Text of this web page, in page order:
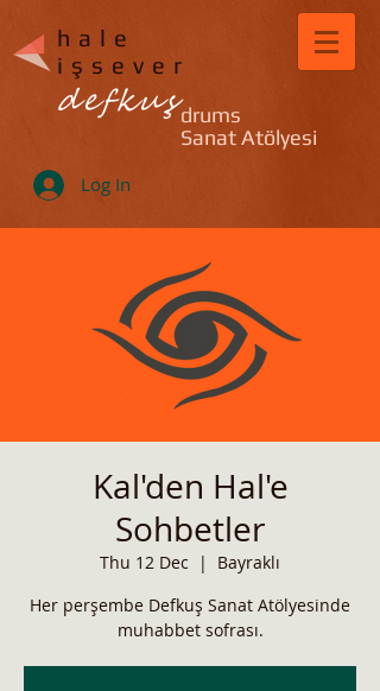
drums
Sanat Atölyesi
hale
işsever
defkuş
Log In
Kal'den Hal'e
Sohbetler
Thu 12 Dec
  |
Bayraklı
Her perşembe Defkuş Sanat Atölyesinde
muhabbet sofrası.